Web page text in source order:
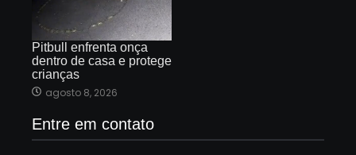
Pitbull enfrenta onça
dentro de casa e protege
crianças
agosto 8, 2026
Entre em contato